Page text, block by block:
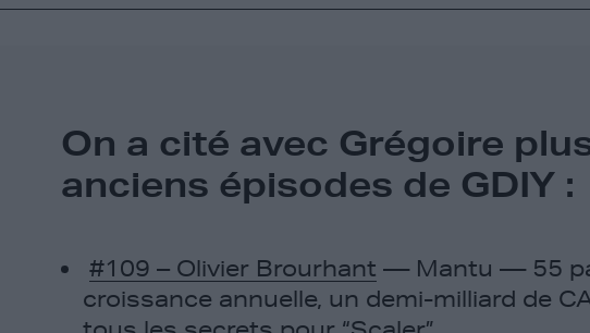
On a cité avec Grégoire
anciens épisodes de GDIY :
#109 – Olivier Brourhant — Mantu — 55
croissance annuelle, un demi-milliard de